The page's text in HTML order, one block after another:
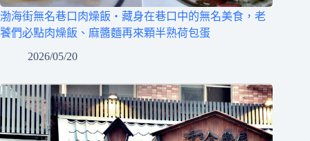
渤海街無名巷口肉燥飯‧藏身在巷口中的無名美食，老
饕們必點肉燥飯、麻醬麵再來顆半熟荷包蛋
2026/05/20